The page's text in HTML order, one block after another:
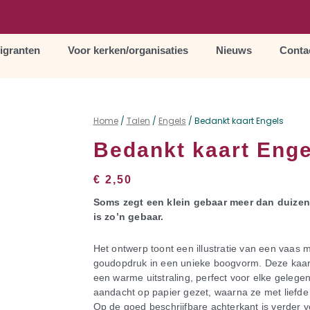
Voor kerken/organisaties Nieuws
Home/ Talen / Engels / Bedankt kaart Engels
Bedankt kaart
€ 2,50
Soms zegt een klein gebaar meer dan
is zo’n gebaar.
Het ontwerp toont een illustratie van een vaas
goudopdruk in een unieke boogvorm. Deze
een warme uitstraling, perfect voor elke
aandacht op papier gezet, waarna ze met
Op de goed beschrijfbare achterkant is verder